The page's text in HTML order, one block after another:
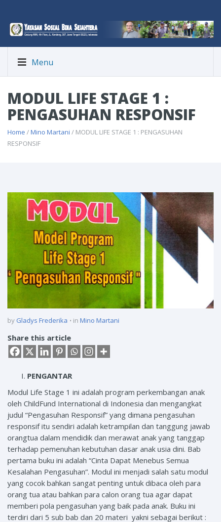
Menu
MODUL LIFE STAGE 1 :
PENGASUHAN RESPONSIF
Home /Mino Martani / MODUL LIFE STAGE 1 : PENGASUHAN
RESPONSIF
by Gladys Frederika in Mino Martani
Share this article
PENGANTAR
Modul Life Stage 1 ini adalah program perkembangan anak
oleh ChildFund International di Indonesia dan mengangkat
judul “Pengasuhan Responsif” yang dimana pengasuhan
responsif itu sendiri adalah ketrampilan dan tanggung jawab
orangtua dalam mendidik dan merawat anak yang tanggap
terhadap pemenuhan kebutuhan dasar anak usia dini. Bab
pertama buku ini adalah “Cinta Dapat Menebus Semua
Kesalahan Pengasuhan”. Modul ini menjadi salah satu modul
yang cocok bahkan sangat penting untuk dibaca oleh para
orang tua atau bahkan para calon orang tua agar dapat
memberi pola pengasuhan yang baik pada anak. Buku ini
terdiri dari 5 sub bab dan 20 materi yakni sebagai berikut :